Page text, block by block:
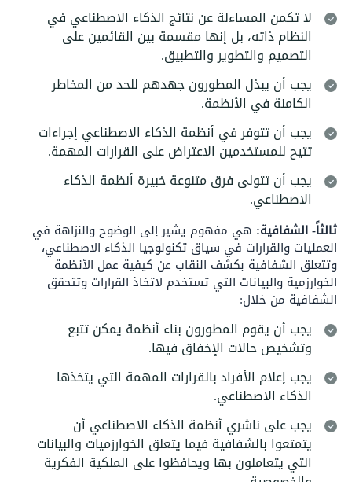
لا تكمن المساءلة عن نتائج الذكاء الاصطناعي في
النظام ذاته، بل إنها مقسمة بين القائمين على
التصميم والتطوير والتطبيق.
يجب أن يبذل المطورون جهدهم للحد من المخاطر
الكامنة في الأنظمة.
يجب أن تتوفر في أنظمة الذكاء الاصطناعي إجراءات
تتيح للمستخدمين الاعتراض على القرارات المهمة.
يجب أن تتولى فرق متنوعة خبيرة أنظمة الذكاء
الاصطناعي.
ثالثاً- الشفافية: هي مفهوم يشير إلى الوضوح والنزاهة في
العمليات والقرارات في سياق تكنولوجيا الذكاء الاصطناعي،
وتتعلق الشفافية بكشف النقاب عن كيفية عمل الأنظمة
الخوارزمية والبيانات التي تستخدم لاتخاذ القرارات وتتحقق
الشفافية من خلال:
يجب أن يقوم المطورون بناء أنظمة يمكن تتبع
وتشخيص حالات الإخفاق فيها.
يجب إعلام الأفراد بالقرارات المهمة التي يتخذها
الذكاء الاصطناعي.
يجب على ناشري أنظمة الذكاء الاصطناعي أن
يتمتعوا بالشفافية فيما يتعلق الخوارزميات والبيانات
التي يتعاملون بها ويحافظوا على الملكية الفكرية